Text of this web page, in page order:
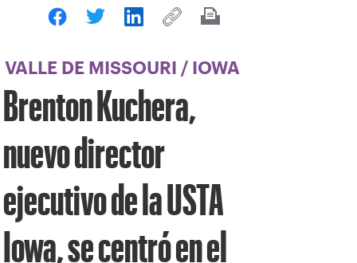
principio
VALLE DE MISSOURI / IOWA
Brenton Kuchera,
nuevo director
ejecutivo de la USTA
Iowa, se centró en el